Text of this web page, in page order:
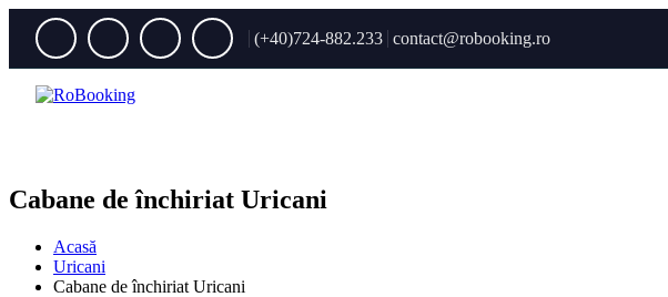
(+40)724-882.233 contact@robooking.ro
Cabane de închiriat Uricani
Acasă
Uricani
Cabane de închiriat Uricani